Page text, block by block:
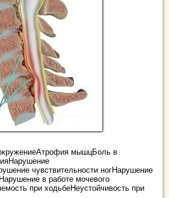
мышцБоль в
чувствительности ногНарушение
в работе мочевого
при ходьбеНеустойчивость при